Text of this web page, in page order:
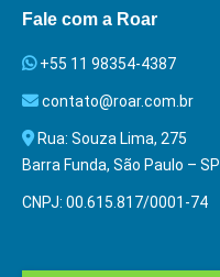
Fale com a Roar
+55 11 98354-4387
contato@roar.com.br
Rua: Souza Lima, 275
Barra Funda, São Paulo – SP
CNPJ: 00.615.817/0001-74